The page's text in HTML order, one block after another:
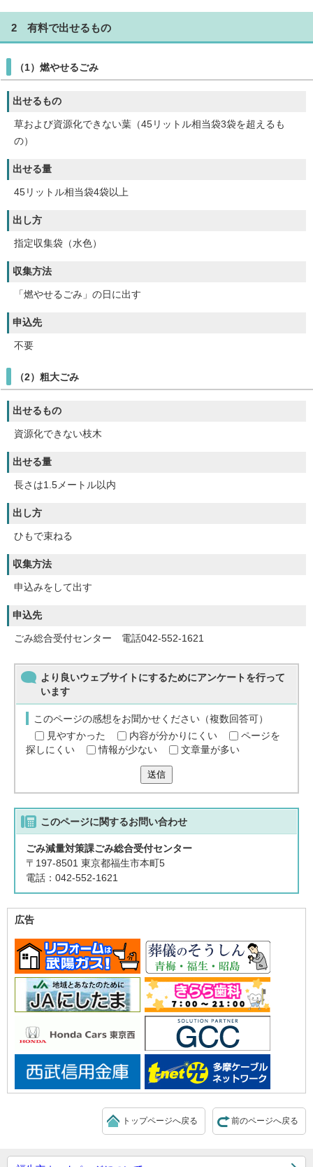
2 有料で出せるもの
（1）燃やせるごみ
出せるもの
草および資源化できない葉（45リットル相当袋3袋を超えるも
の）
出せる量
45リットル相当袋4袋以上
出し方
指定収集袋（水色）
収集方法
「燃やせるごみ」の日に出す
申込先
不要
（2）粗大ごみ
出せるもの
資源化できない枝木
出せる量
長さは1.5メートル以内
出し方
ひもで束ねる
収集方法
申込みをして出す
申込先
ごみ総合受付センター 電話042-552-1621
より良いウェブサイトにするためにアンケートを行って
います
このページの感想をお聞かせください（複数回答可）
見やすかった
内容が分かりにくい
ページを
探しにくい
情報が少ない 文章量が多い
送信
このページに関するお問い合わせ
ごみ減量対策課ごみ総合受付センター
〒197-8501 東京都福生市本町5
電話：042-552-1621
広告
前のページへ戻る
トップページへ戻る